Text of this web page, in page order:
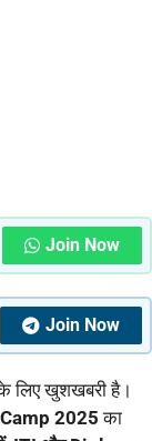
Join Now
Join Now
लिए खुशखबरी है।
2025 का